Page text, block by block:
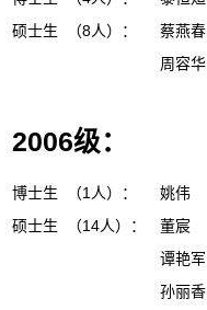
硕士生 （8人）：
蔡燕
周容
2006级：
博士生 （1人）：
姚伟
硕士生 （14人）：
董宸
谭艳
孙丽